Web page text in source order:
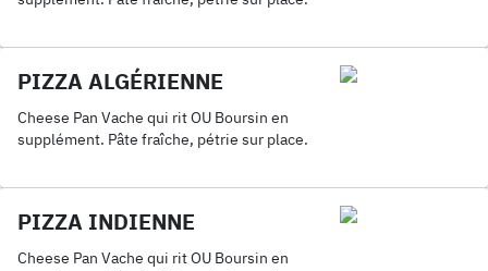
PIZZA ALGÉRIENNE
Cheese Pan Vache qui rit OU Boursin en
supplément. Pâte fraîche, pétrie sur place.
PIZZA INDIENNE
Cheese Pan Vache qui rit OU Boursin en